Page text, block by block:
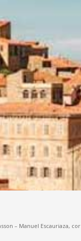
– Manuel Escauriaza, cor